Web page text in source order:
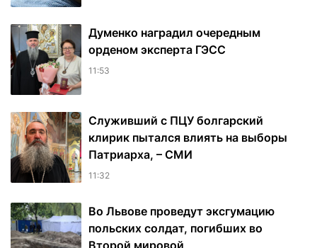
Думенко наградил очередным
орденом эксперта ГЭСС
11:53
Служивший с ПЦУ болгарский
клирик пытался влиять на выборы
Патриарха, – СМИ
11:32
Во Львове проведут эксгумацию
польских солдат, погибших во